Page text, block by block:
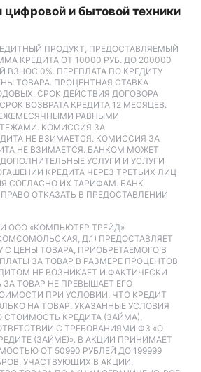
и бытовой техники
ПРОДУКТ, ПРЕДОСТАВЛЯЕМЫЙ
КРЕДИТА ОТ 10000 РУБ. ДО 200000
ВЗНОС 0%. ПЕРЕПЛАТА ПО КРЕДИТУ
ТОВАРА. ПРОЦЕНТНАЯ СТАВКА
СРОК ДЕЙСТВИЯ ДОГОВОРА
ВОЗВРАТА КРЕДИТА 12 МЕСЯЦЕВ.
РАВНЫМИ
КОМИССИЯ ЗА
НЕ ВЗИМАЕТСЯ. КОМИССИЯ ЗА
НЕ ВЗИМАЕТСЯ. БАНКОМ МОЖЕТ
УСЛУГИ И УСЛУГИ
КРЕДИТА ЧЕРЕЗ ТРЕТЬИХ ЛИЦ
СОГЛАСНО ИХ ТАРИФАМ. БАНК
ОТКАЗАТЬ В ПРЕДОСТАВЛЕНИИ
ООО «КОМПЬЮТЕР ТРЕЙД»
Д.1) ПРЕДОСТАВЛЯЕТ
С ЦЕНЫ ТОВАРА, ПРИОБРЕТАЕМОГО В
ЗА ТОВАР В РАЗМЕРЕ ПРОЦЕНТОВ
НЕ ВОЗНИКАЕТ И ФАКТИЧЕСКИ
ТОВАР НЕ ПРЕВЫШАЕТ ЕГО
ПРИ УСЛОВИИ, ЧТО КРЕДИТ
НА ТОВАР. УКАЗАННЫЕ УСЛОВИЯ
КРЕДИТА (ЗАЙМА),
С ТРЕБОВАНИЯМИ ФЗ «О
(ЗАЙМЕ)». В АКЦИИ ПРИНИМАЕТ
ОТ 50990 РУБЛЕЙ ДО 199999
УЧАСТВУЮЩИХ В АКЦИИ,